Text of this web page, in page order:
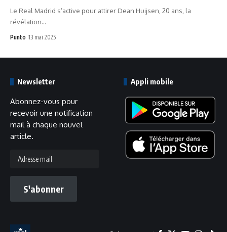
Le Real Madrid s’active pour attirer Dean Huijsen, 20 ans, la
révélation…
Punto 13 mai 2025
Newsletter
Abonnez-vous pour
recevoir une notification
mail à chaque nouvel
article.
mail
S'abonner
Appli mobile